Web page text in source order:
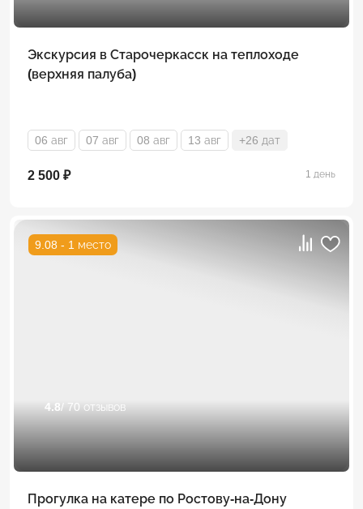
Экскурсия в Старочеркасск на теплоходе
(верхняя палуба)
06 авг 07 авг 08 авг 13 авг +26 дат
2 500 ₽ 1 день
9.08 - 1 место
4.8/ 70 отзывов
Прогулка на катере по Ростову-на-Дону